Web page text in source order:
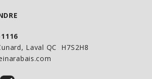
4g
2g
sucre ajouté
Laval QC H7S2H8